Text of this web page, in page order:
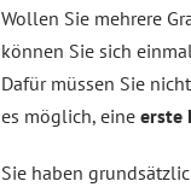
Wollen Sie mehrere
können Sie sich
Dafür müssen Sie
es möglich, eine erste
Sie haben